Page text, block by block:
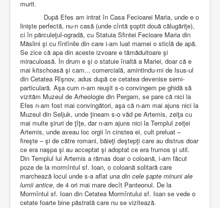
murit.
După Efes am intrat în Casa Fecioarei Maria, unde e o
linişte perfectă, nu-n casă (unde cîntă şoptit două călugăriţe),
ci în părculeţul-ogradă, cu Statuia Sfintei Fecioare Maria din
Măslini şi cu fîntînile din care i-am luat mamei o sticlă de apă.
Se zice că apa din aceste izvoare e tămăduitoare şi
miraculoasă. În drum e şi o statuie înaltă a Mariei, doar că e
mai kitschoasă şi cam... comercială, amintindu-mi de Isus-ul
din Cetatea Rîşnov, adus după ce cetatea devenise semi-
particulară. Aşa cum n-am reuşit s-o convingem pe ghidă să
vizităm Muzeul de Arheologie din Pergam, se pare că nici la
Efes n-am fost mai convingători, aşa că n-am mai ajuns nici la
Muzeul din Seljuk, unde ţineam s-o văd pe Artemis, zeiţa cu
mai multe şiruri de ţîţe, dar n-am ajuns nici la Templul zeiţei
Artemis, unde aveau loc orgii în cinstea ei, cult preluat –
fireşte – şi de către romani, băieţi deştepţi care au distrus doar
ce era naşpa şi au acceptat şi adoptat ce era frumos şi util.
Din Templul lui Artemis a rămas doar o coloană, i-am făcut
poze de la mormîntul sf. Ioan, o coloană solitară care
marchează locul unde s-a aflat una din cele şapte minuni ale
lumii antice, de 4 ori mai mare decît Panteonul. De la
Mormîntul sf. Ioan din Cetatea Mormîntului sf. Ioan se vede o
cetate foarte bine păstrată care nu se vizitează.